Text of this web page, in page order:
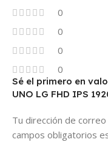
0
0
0
0
Sé el primero en
UNO LG FHD IPS
Tu dirección de
campos obligatorios